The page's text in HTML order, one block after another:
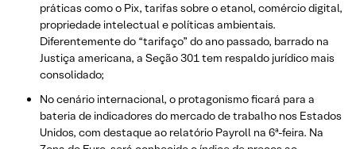
práticas como o Pix, tarifas sobre o etanol, comércio digital,
propriedade intelectual e políticas ambientais.
Diferentemente do “tarifaço” do ano passado, barrado na
Justiça americana, a Seção 301 tem respaldo jurídico mais
consolidado;
No cenário internacional, o protagonismo ficará para a
bateria de indicadores do mercado de trabalho nos Estados
Unidos, com destaque ao relatório Payroll na 6ª-feira. Na